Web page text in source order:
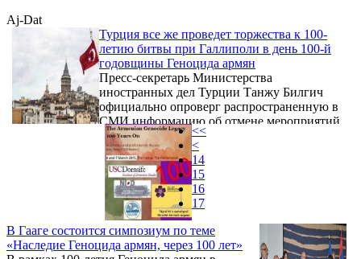
Aj-Dat
Турция все же проведет торжества к 100-
летию битвы при Галлиполи в день 100-й
годовщины Геноцида армян
Пресс-секретарь Министерства
иностранных дел Турции Танжу Билгич
официально опроверг распространенную в
СМИ информацию об отмене мероприятий,
посвященных 100-летию битвы при
Галлиполи (Дарданеллы, Чанаккале).
В Гааге состоится симпозиум по теме
«Наследие Геноцида армян, через 100 лет»
<<
<
14
15
16
17